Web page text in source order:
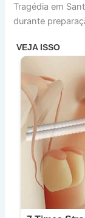
Tragédia em
durante